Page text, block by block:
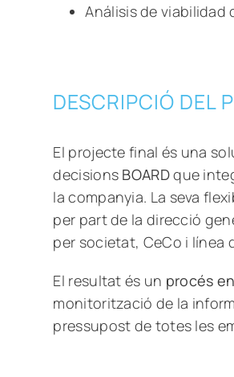
Análisis de viabilidad
DESCRIPCIÓ DEL
El projecte final és una
decisions BOARDque
la companyia. La seva
per part de la direcció
per societat, CeCo i línea
El resultat és un procés
monitorització de la
pressupost de totes les